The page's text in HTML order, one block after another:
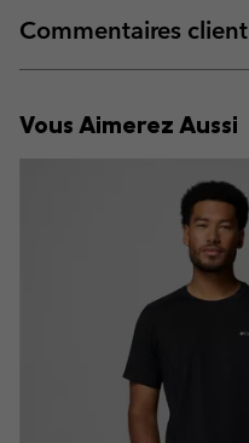
Commentaires client
Vous Aimerez Aussi